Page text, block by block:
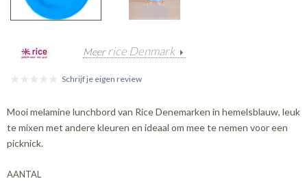
Meerrice Denmark
Schrijf je eigen review
Mooi melamine lunchbord van Rice Denemarken in hemelsblauw, leuk
te mixen met andere kleuren en ideaal om mee te nemen voor een
picknick.
AANTAL